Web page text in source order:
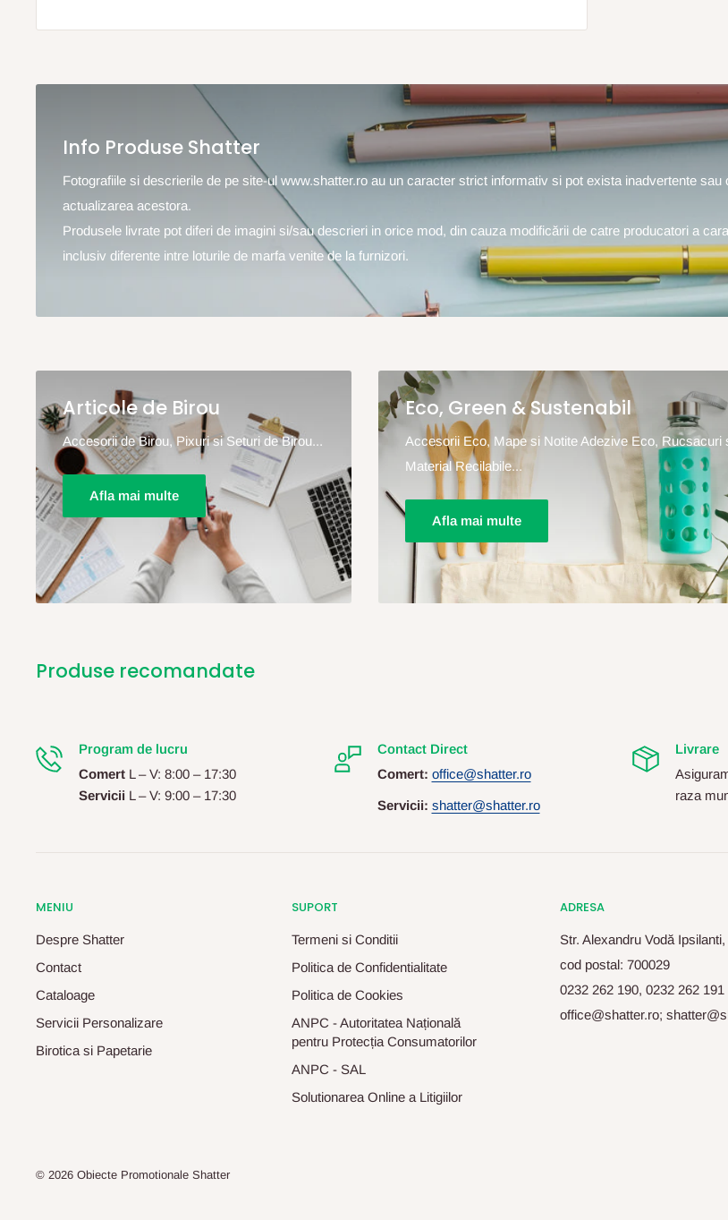
Info Produse Shatter
Fotografiile si descrierile de pe site-ul www.shatter.ro au un caracter strict informativ si pot exista inadvertente
actualizarea acestora.
Produsele livrate pot diferi de imagini si/sau descrieri in orice mod, din cauza modificării de catre producatori a
inclusiv diferente intre loturile de marfa venite de la furnizori.
Articole de Birou
Accesorii de Birou, Pixuri si Seturi de Birou...
Afla mai multe
Eco, Green & Sustenabil
Accesorii Eco, Mape si Notite Adezive Eco, Rucsacuri
Material Recilabile...
Afla mai multe
Produse recomandate
Program de lucru
Comert L – V: 8:00 – 17:30
Servicii L – V: 9:00 – 17:30
Contact Direct
Comert: office@shatter.ro
Servicii: shatter@shatter.ro
Livrare
raza
MENIU
Despre Shatter
Contact
Cataloage
Servicii Personalizare
Birotica si Papetarie
SUPORT
Termeni si Conditii
Politica de Confidentialitate
Politica de Cookies
ANPC - Autoritatea Națională
pentru Protecția Consumatorilor
ANPC - SAL
Solutionarea Online a Litigiilor
ADRESA
Str. Alexandru Vodă
cod postal: 700029
0232 262 190, 0232 262 191
office@shatter.ro;
© 2026 Obiecte Promotionale Shatter